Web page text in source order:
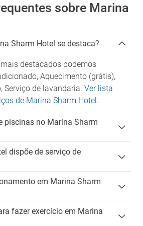
sobre Marina
Sharm Hotel se destaca?
destacados podemos
Aquecimento (grátis),
Serviço de lavandaria. Ver lista
de Marina Sharm Hotel.
piscinas no Marina Sharm
dispõe de serviço de
em Marina Sharm
fazer exercício em Marina